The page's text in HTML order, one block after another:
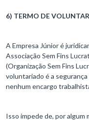
6) TERMO DE
A Empresa Júnior é
Associação Sem Fins
(Organização Sem Fins
voluntariado é a segurança
nenhum encargo
Isso impede de, por algum